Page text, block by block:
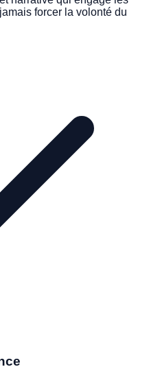
forcer la volonté du